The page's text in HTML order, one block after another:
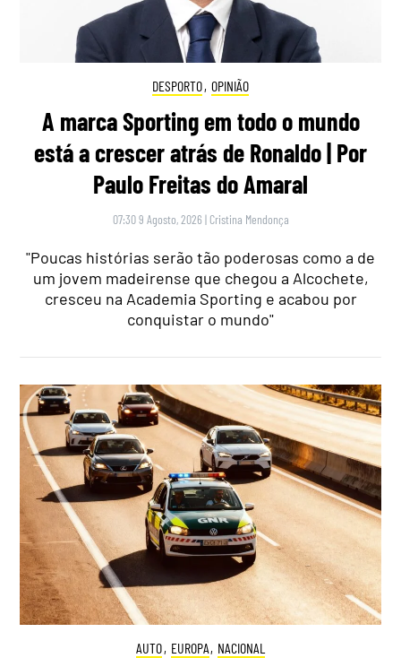
DESPORTO, OPINIÃO
A marca Sporting em todo o mundo
está a crescer atrás de Ronaldo | Por
Paulo Freitas do Amaral
07:30 9 Agosto, 2026 | Cristina Mendonça
"Poucas histórias serão tão poderosas como a de
um jovem madeirense que chegou a Alcochete,
cresceu na Academia Sporting e acabou por
conquistar o mundo"
AUTO, EUROPA, NACIONAL